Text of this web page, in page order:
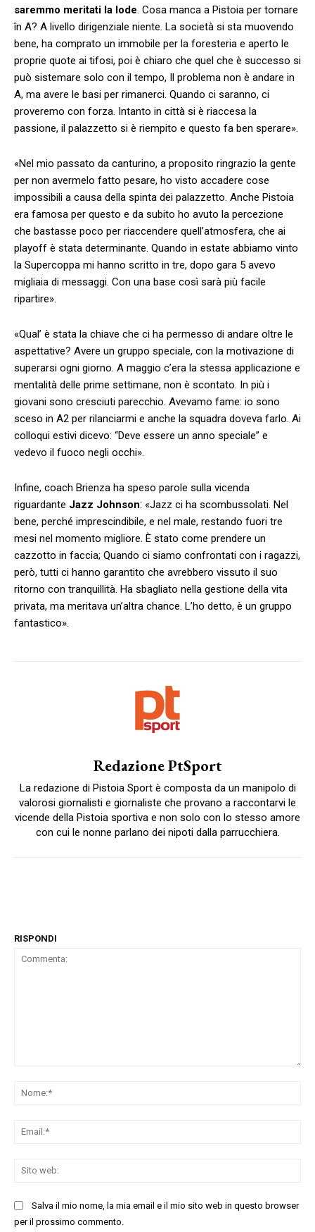
saremmo meritati la lode. Cosa manca a Pistoia per tornare
în A? A livello dirigenziale niente. La società si sta muovendo
bene, ha comprato un immobile per la foresteria e aperto le
proprie quote ai tifosi, poi è chiaro che quel che è successo si
può sistemare solo con il tempo, Il problema non è andare in
A, ma avere le basi per rimanerci. Quando ci saranno, ci
proveremo con forza. Intanto in città si è riaccesa la
passione, il palazzetto si è riempito e questo fa ben sperare».
«Nel mio passato da canturino, a proposito ringrazio la gente
per non avermelo fatto pesare, ho visto accadere cose
impossibili a causa della spinta dei palazzetto. Anche Pistoia
era famosa per questo e da subito ho avuto la percezione
che bastasse poco per riaccendere quell’atmosfera, che ai
playoff è stata determinante. Quando in estate abbiamo vinto
la Supercoppa mi hanno scritto in tre, dopo gara 5 avevo
migliaia di messaggi. Con una base così sarà più facile
ripartire».
«Qual’ è stata la chiave che ci ha permesso di andare oltre le
aspettative? Avere un gruppo speciale, con la motivazione di
superarsi ogni giorno. A maggio c’era la stessa applicazione e
mentalità delle prime settimane, non è scontato. In più i
giovani sono cresciuti parecchio. Avevamo fame: io sono
sceso in A2 per rilanciarmi e anche la squadra doveva farlo. Ai
colloqui estivi dicevo: “Deve essere un anno speciale” e
vedevo il fuoco negli occhi».
Infine, coach Brienza ha speso parole sulla vicenda
riguardante Jazz Johnson: «Jazz ci ha scombussolati. Nel
bene, perché imprescindibile, e nel male, restando fuori tre
mesi nel momento migliore. È stato come prendere un
cazzotto in faccia; Quando ci siamo confrontati con i ragazzi,
però, tutti ci hanno garantito che avrebbero vissuto il suo
ritorno con tranquillità. Ha sbagliato nella gestione della vita
privata, ma meritava un’altra chance. L’ho detto, è un gruppo
fantastico».
Redazione PtSport
La redazione di Pistoia Sport è composta da un manipolo di
valorosi giornalisti e giornaliste che provano a raccontarvi le
vicende della Pistoia sportiva e non solo con lo stesso amore
con cui le nonne parlano dei nipoti dalla parrucchiera.
RISPONDI
Salva il mio nome, la mia email e il mio sito web in questo browser
per il prossimo commento.